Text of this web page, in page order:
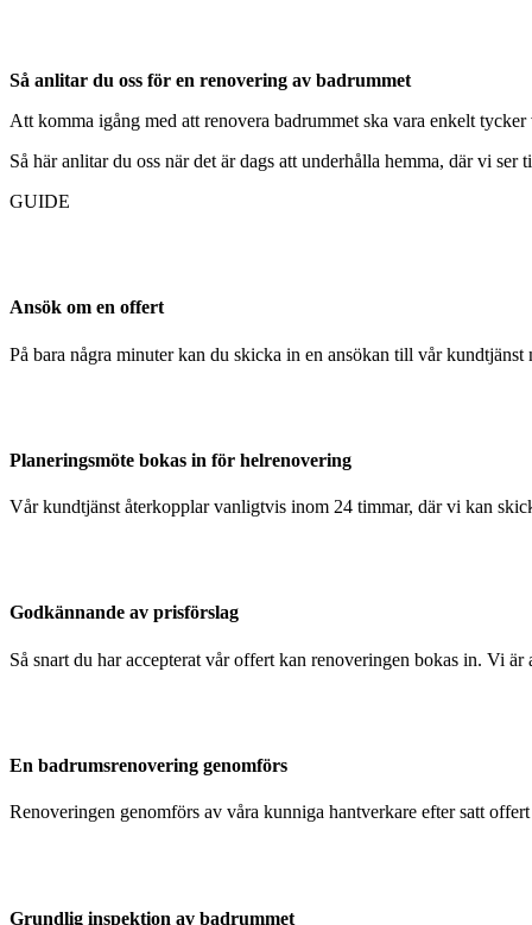
Så anlitar du oss för en renovering av badrummet
Att komma igång med att renovera badrummet ska vara enkelt
Så här anlitar du oss när det är dags att underhålla hemma, där vi
GUIDE
Ansök om en offert
På bara några minuter kan du skicka in en ansökan till vår
Planeringsmöte bokas in för helrenovering
Vår kundtjänst återkopplar vanligtvis inom 24 timmar, där vi kan
Godkännande av prisförslag
Så snart du har accepterat vår offert kan renoveringen bokas in. Vi
En badrumsrenovering genomförs
Renoveringen genomförs av våra kunniga hantverkare efter satt
Grundlig inspektion av badrummet